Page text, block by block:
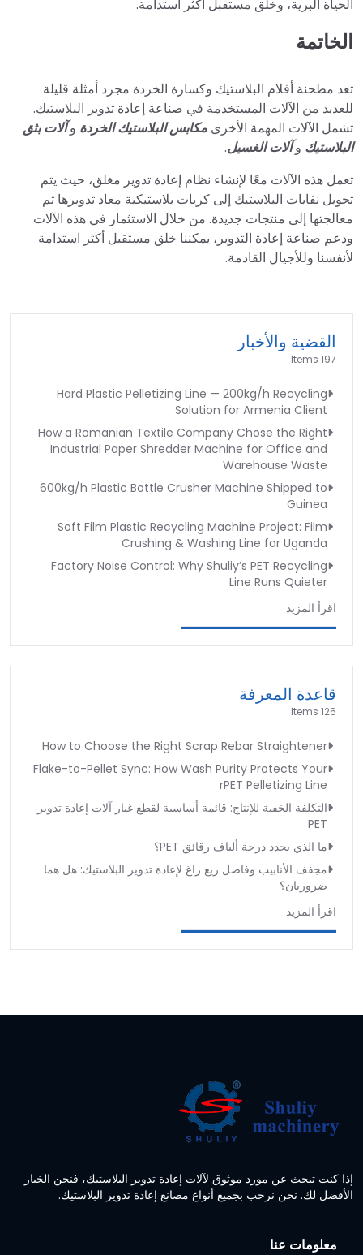
الحياة البرية، وخلق مستقبل أكثر استدامة.
الخاتمة
تعد مطحنة أفلام البلاستيك وكسارة الخردة مجرد أمثلة قليلة
للعديد من الآلات المستخدمة في صناعة إعادة تدوير البلاستيك.
تشمل الآلات المهمة الأخرى مكابس البلاستيك الخردة وآلات بثق
البلاستيك وآلات الغسيل.
تعمل هذه الآلات معًا لإنشاء نظام إعادة تدوير مغلق، حيث يتم
تحويل نفايات البلاستيك إلى كريات بلاستيكية معاد تدويرها ثم
معالجتها إلى منتجات جديدة. من خلال الاستثمار في هذه الآلات
ودعم صناعة إعادة التدوير، يمكننا خلق مستقبل أكثر استدامة
لأنفسنا وللأجيال القادمة.
القضية والأخبار
197 Items
Hard Plastic Pelletizing Line — 200kg/h Recycling
Solution for Armenia Client
How a Romanian Textile Company Chose the Right
Industrial Paper Shredder Machine for Office and
Warehouse Waste
600kg/h Plastic Bottle Crusher Machine Shipped to
Guinea
Soft Film Plastic Recycling Machine Project: Film
Crushing & Washing Line for Uganda
Factory Noise Control: Why Shuliy’s PET Recycling
Line Runs Quieter
اقرأ المزيد
قاعدة المعرفة
126 Items
How to Choose the Right Scrap Rebar Straightener
Flake-to-Pellet Sync: How Wash Purity Protects Your
rPET Pelletizing Line
التكلفة الخفية للإنتاج: قائمة أساسية لقطع غيار آلات إعادة تدوير
PET
ما الذي يحدد درجة ألياف رقائق PET؟
مجفف الأنابيب وفاصل زيغ زاغ لإعادة تدوير البلاستيك: هل هما
ضروريان؟
اقرأ المزيد
إذا كنت تبحث عن مورد موثوق لآلات إعادة تدوير البلاستيك، فنحن الخيار
الأفضل لك. نحن نرحب بجميع أنواع مصانع إعادة تدوير البلاستيك.
معلومات عنا